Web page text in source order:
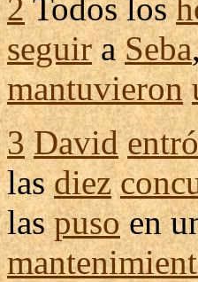
2Todos los
seguiraSeba
mantuvieron
3 David entró
lasdiez
laspusoen